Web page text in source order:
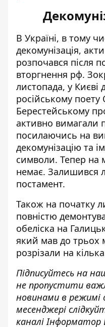
В Україні, в тому
декомунізація,
розпочався після
вторгнення рф.
листопада, у Києві
російському
Берестейському
активно вимагали
посилаючись на
декомунізацію та
символи. Тепер на
немає. Залишився
постамент.
Також на початку
повністю
обеліска на
який мав до трьох
розрізали на
Підписуйтесь на
не пропустити
новинами в режимі
месенджері
каналіІнформатор